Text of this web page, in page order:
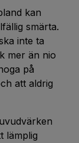
kan
smärta.
inte ta
mer än nio
på
att aldrig
lämplig